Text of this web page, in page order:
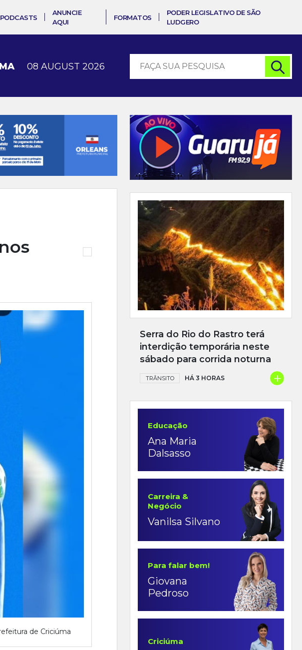
PODCASTS
ANUNCIE
AQUI
FORMATOS
PODER LEGISLATIVO DE SÃO
LUDGERO
08 AUGUST 2026
de Criciúma
Serra do Rio do Rastro terá
interdição temporária neste
sábado para corrida noturna
TRÂNSITO HÁ 3 HORAS +
Educação
Ana Maria
Dalsasso
Carreira &
Negócio
Vanilsa Silvano
Para falar bem!
Giovana
Pedroso
Criciúma